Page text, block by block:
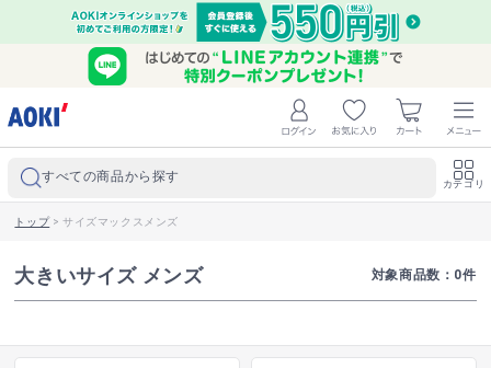
すべての商品から探す カテゴリ
トップ>サイズマックスメンズ
大きいサイズ メンズ 対象商品数： 0件